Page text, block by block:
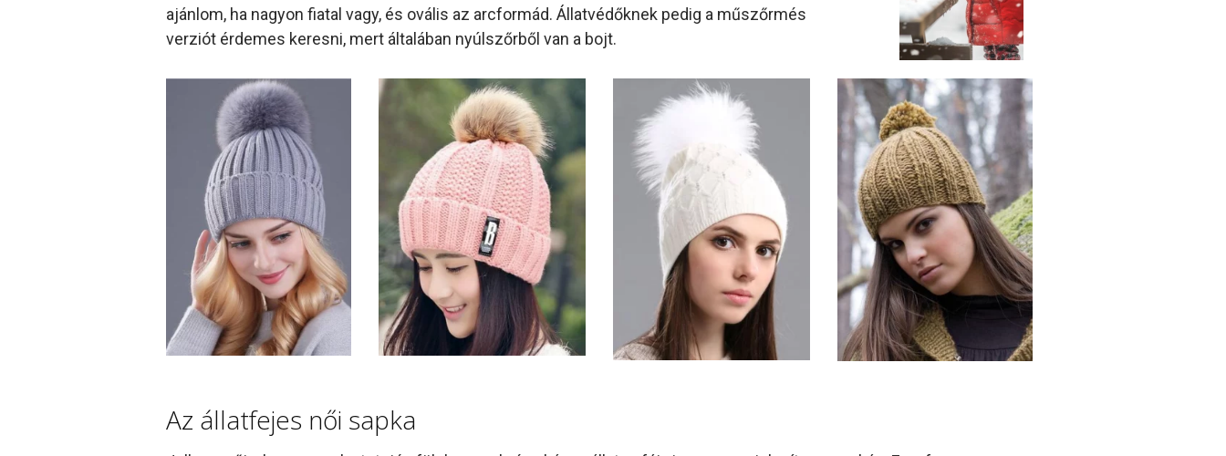
ajánlom, ha nagyon fiatal vagy, és ovális az arcformád. Állatvédőknek pedig a műszőrmés
verziót érdemes keresni, mert általában nyúlszőrből van a bojt.
Az állatfejes női sapka